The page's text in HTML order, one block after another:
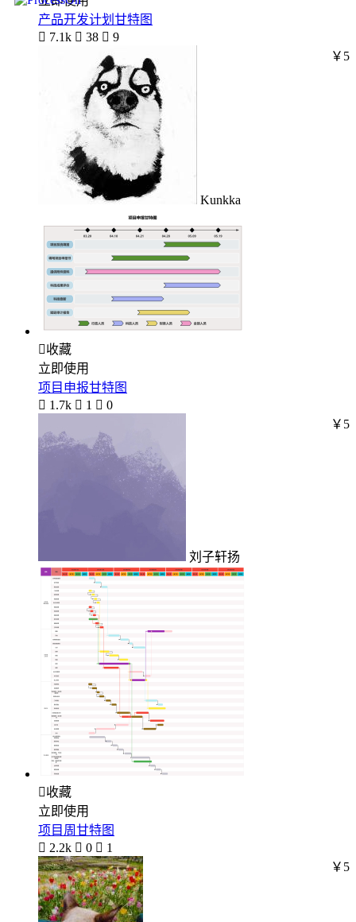
产品开发计划甘特图
 7.1k  38  9
Kunkka
￥5
收藏
立即使用
项目申报甘特图
 1.7k  1  0
刘子轩扬
￥5
收藏
立即使用
项目周甘特图
 2.2k  0  1
￥5